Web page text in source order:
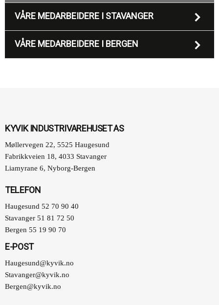
VÅRE MEDARBEIDERE I STAVANGER
VÅRE MEDARBEIDERE I BERGEN
KYVIK INDUSTRIVAREHUSET AS
Møllervegen 22, 5525 Haugesund
Fabrikkveien 18, 4033 Stavanger
Liamyrane 6, Nyborg-Bergen
TELEFON
Haugesund 52 70 90 40
Stavanger 51 81 72 50
Bergen 55 19 90 70
E-POST
Haugesund@kyvik.no
Stavanger@kyvik.no
Bergen@kyvik.no